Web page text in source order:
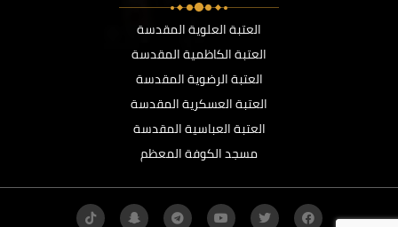
العتبة العلوية المقدسة
العتبة الكاظمية المقدسة
العتبة الرضوية المقدسة
العتبة العسكرية المقدسة
العتبة العباسية المقدسة
مسجد الكوفة المعظم